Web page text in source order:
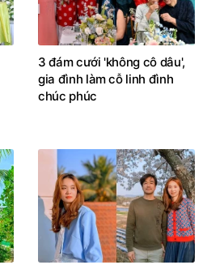
3 đám cưới 'không cô dâu',
gia đình làm cỗ linh đình
chúc phúc